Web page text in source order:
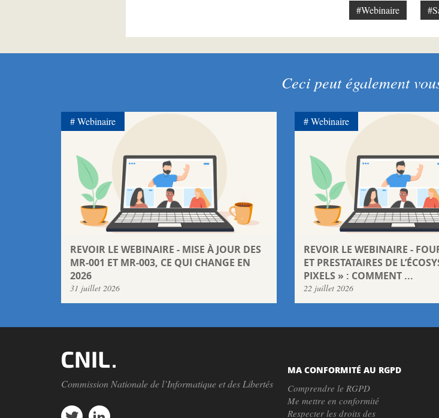
#Webinaire
Ceci peut également
REVOIR LE WEBINAIRE - MISE À JOUR DES
MR-001 ET MR-003, CE QUI CHANGE EN
2026
31 juillet 2026
Webinaire
REVOIR LE WEBINAIRE -
ET PRESTATAIRES DE
PIXELS » : COMMENT ...
22 juillet 2026
Webinaire
Commission Nationale de l’Informatique et des Libertés
MA CONFORMITÉ AU RGPD
Comprendre le RGPD
Me mettre en conformité
Respecter les droits des